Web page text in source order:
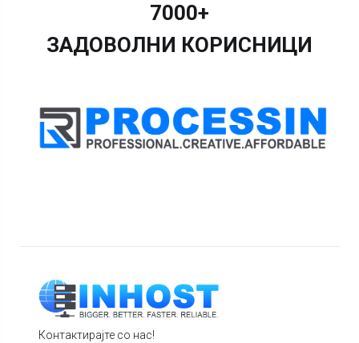
7000+
ЗАДОВОЛНИ КОРИСНИЦИ
Контактирајте со нас!